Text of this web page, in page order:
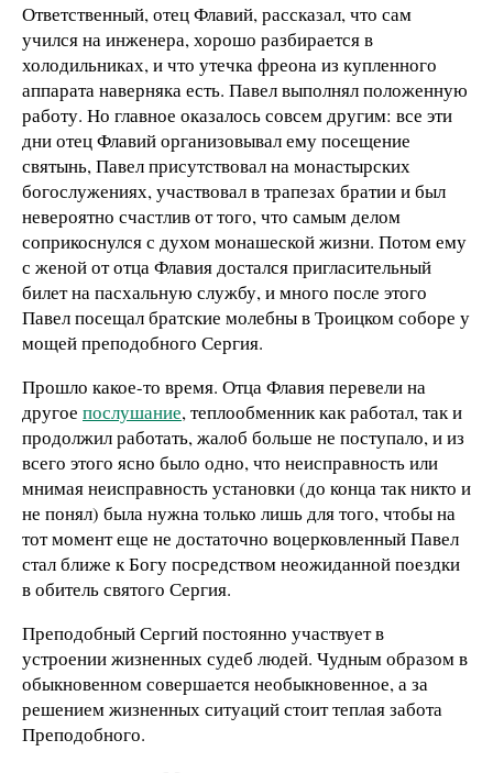
Ответственный, отец Флавий, рассказал, что сам
учился на инженера, хорошо разбирается в
холодильниках, и что утечка фреона из купленного
аппарата наверняка есть. Павел выполнял положенную
работу. Но главное оказалось совсем другим: все эти
дни отец Флавий организовывал ему посещение
святынь, Павел присутствовал на монастырских
богослужениях, участвовал в трапезах братии и был
невероятно счастлив от того, что самым делом
соприкоснулся с духом монашеской жизни. Потом ему
с женой от отца Флавия достался пригласительный
билет на пасхальную службу, и много после этого
Павел посещал братские молебны в Троицком соборе у
мощей преподобного Сергия.
Прошло какое-то время. Отца Флавия перевели на
другое послушание, теплообменник как работал, так и
продолжил работать, жалоб больше не поступало, и из
всего этого ясно было одно, что неисправность или
мнимая неисправность установки (до конца так никто и
не понял) была нужна только лишь для того, чтобы на
тот момент еще не достаточно воцерковленный Павел
стал ближе к Богу посредством неожиданной поездки
в обитель святого Сергия.
Преподобный Сергий постоянно участвует в
устроении жизненных судеб людей. Чудным образом в
обыкновенном совершается необыкновенное, а за
решением жизненных ситуаций стоит теплая забота
Преподобного.